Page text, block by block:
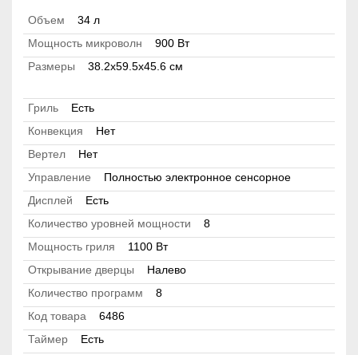
Объем
34 л
Мощность микроволн
900 Вт
Размеры
38.2х59.5х45.6 cм
Гриль
Есть
Конвекция
Нет
Вертел
Нет
Управление
Полностью электронное сенсорное
Дисплей
Есть
Количество уровней мощности
8
Мощность гриля
1100 Вт
Открывание дверцы
Налево
Количество программ
8
Код товара
6486
Таймер
Есть